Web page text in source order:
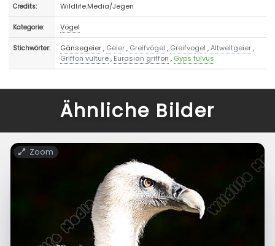
Credits: Wildlife.Media/Jegen
Kategorie: Vögel
Stichwörter: Gänsegeier, Geier, Greifvögel , Greifvogel ,Altweltgeier,
Griffon vulture, Eurasian griffon , Gyps fulvus
Ähnliche Bilder
Zoom